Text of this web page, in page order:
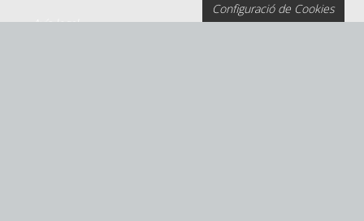
Avís legal
Configuració de Cookies